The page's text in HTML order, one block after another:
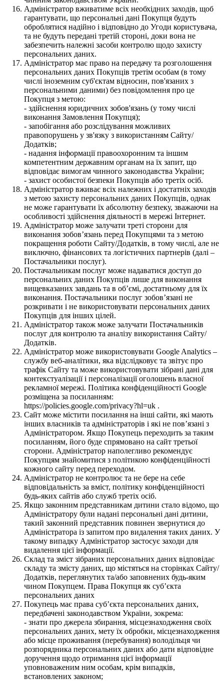
Адміністратор вживатиме всіх необхідних заходів, щоб
гарантувати, що персональні дані Покупця будуть
оброблятися надійно і відповідно до Угоди користувача,
та не будуть передані третій стороні, доки вона не
забезпечить належні засоби контролю щодо захисту
персональних даних.
Адміністратор має право на передачу та розголошення
персональних даних Покупців третім особам (в тому
числі іноземним суб'єктам відносин, пов'язаних з
персональними даними) без повідомлення про це
Покупця з метою:
- здійснення юридичних зобов'язань (у тому числі
виконання Замовлення Покупця);
- запобігання або розслідування можливих
правопорушень у зв'язку з використанням Сайту/
Додатків;
- надання інформації правоохоронним та іншим
компетентним державним органам на їх запит, що
відповідає вимогам чинного законодавства України;
- захист особистої безпеки Покупців або третіх осіб.
Адміністратор вживає всіх належних і достатніх заходів
з метою захисту персональних даних Покупців, однак
не може гарантувати їх абсолютну безпеку, зважаючи на
особливості здійснення діяльності в мережі Інтернет.
Адміністратор може залучати треті сторони для
виконання зобов’язань перед Покупцями та з метою
покращення роботи Сайту/Додатків, в тому числі, але не
виключно, фінансових та логістичних партнерів (далі –
Постачальники послуг).
Постачальникам послуг може надаватися доступ до
персональних даних Покупців лише для виконання
вищевказаних завдань та в об’ємі, достатньому для їх
виконання. Постачальники послуг зобов’язані не
розкривати і не використовувати персональних даних
Покупців для інших цілей.
Адміністратор також може залучати Постачальників
послуг для контролю та аналізу використання Сайту/
Додатків.
Адміністратор може використовувати Google Analytics –
службу веб-аналітики, яка відслідковує та звітує про
трафік Сайту та може використовувати зібрані дані для
контекстуалізації і персоналізації оголошень власної
рекламної мережі. Політика конфіденційності Google
розміщена за посиланням:
https://policies.google.com/privacy?hl=uk .
Сайт може містити посилання на інші сайти, які мають
інших власників та адміністраторів і які не пов’язані з
Адміністратором. Якщо Покупець переходить за таким
посиланням, його буде спрямовано на сайт третьої
сторони. Адміністратор наполегливо рекомендує
Покупцям знайомитися з політикою конфіденційності
кожного сайту перед переходом.
Адміністратор не контролює та не бере на себе
відповідальність за вміст, політику конфіденційності
будь-яких сайтів або служб третіх осіб.
Якщо законним представникам дитини стало відомо, що
Адміністратору були надані персональні дані дитини,
такий законний представник повинен звернутися до
Адміністратора із запитом про видалення таких даних. У
такому випадку Адміністратор застосує заходи для
видалення цієї інформації.
Склад та зміст зібраних персональних даних відповідає
складу та змісту даних, що містяться на сторінках Сайту/
Додатків, переглянутих та/або заповнених будь-яким
чином Покупцем. Права Покупця як суб’єкта
персональних даних
Покупець має права суб’єкта персональних даних,
передбачені законодавством України, зокрема:
- знати про джерела збирання, місцезнаходження своїх
персональних даних, мету їх обробки, місцезнаходження
або місце проживання (перебування) володільця чи
розпорядника персональних даних або дати відповідне
доручення щодо отримання цієї інформації
уповноваженим ним особам, крім випадків,
встановлених законом;